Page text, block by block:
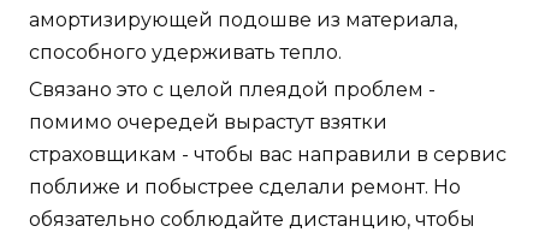
амортизирующей подошве из материала,
способного удерживать тепло.
Связано это с целой плеядой проблем -
помимо очередей вырастут взятки
страховщикам - чтобы вас направили в сервис
поближе и побыстрее сделали ремонт. Но
обязательно соблюдайте дистанцию, чтобы